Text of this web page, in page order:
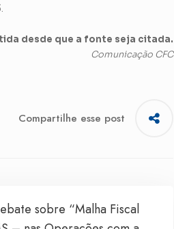
desde que a fonte seja citada.
Comunicação CFC
Compartilhe esse post
sobre “Malha Fiscal